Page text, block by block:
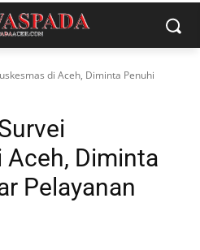
di Aceh, Diminta Penuhi
Aceh, Diminta
Pelayanan